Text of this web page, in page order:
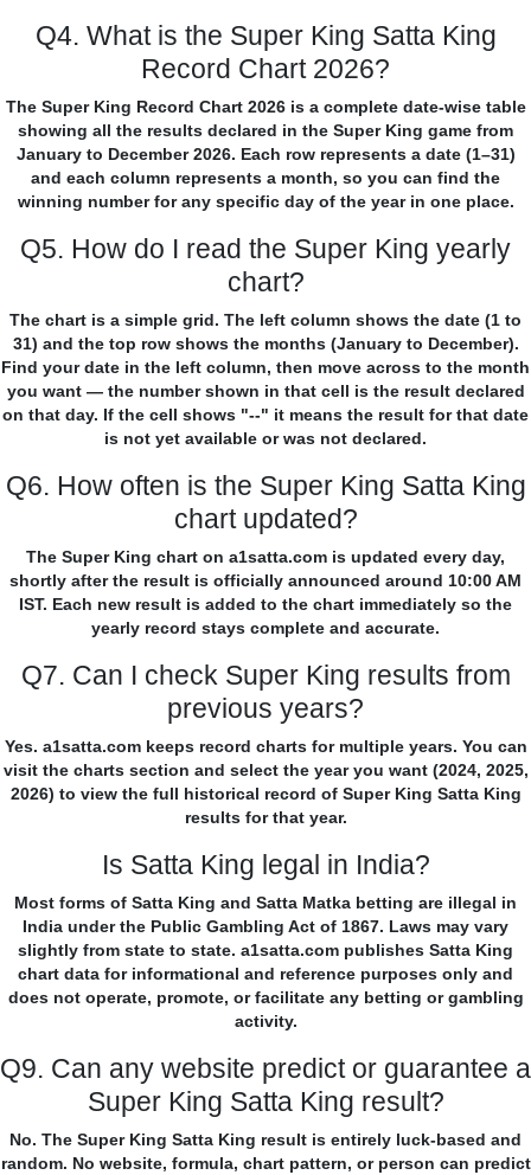
Q4. What is the Super King Satta King
Record Chart 2026?
The Super King Record Chart 2026 is a complete date-wise table
showing all the results declared in the Super King game from
January to December 2026. Each row represents a date (1–31)
and each column represents a month, so you can find the
winning number for any specific day of the year in one place.
Q5. How do I read the Super King yearly
chart?
The chart is a simple grid. The left column shows the date (1 to
31) and the top row shows the months (January to December).
Find your date in the left column, then move across to the month
you want — the number shown in that cell is the result declared
on that day. If the cell shows "--" it means the result for that date
is not yet available or was not declared.
Q6. How often is the Super King Satta King
chart updated?
The Super King chart on a1satta.com is updated every day,
shortly after the result is officially announced around 10:00 AM
IST. Each new result is added to the chart immediately so the
yearly record stays complete and accurate.
Q7. Can I check Super King results from
previous years?
Yes. a1satta.com keeps record charts for multiple years. You can
visit the charts section and select the year you want (2024, 2025,
2026) to view the full historical record of Super King Satta King
results for that year.
Is Satta King legal in India?
Most forms of Satta King and Satta Matka betting are illegal in
India under the Public Gambling Act of 1867. Laws may vary
slightly from state to state. a1satta.com publishes Satta King
chart data for informational and reference purposes only and
does not operate, promote, or facilitate any betting or gambling
activity.
Q9. Can any website predict or guarantee a
Super King Satta King result?
No. The Super King Satta King result is entirely luck-based and
random. No website, formula, chart pattern, or person can predict